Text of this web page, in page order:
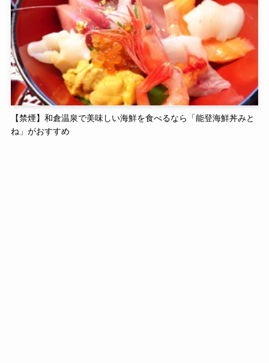
【禁煙】和倉温泉で美味しい海鮮を食べるなら「能登海鮮丼みと
ね」がおすすめ